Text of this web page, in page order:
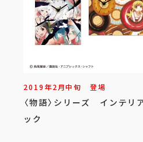
2019年2月中旬 登場
〈物語〉シリーズ インテリ
ック